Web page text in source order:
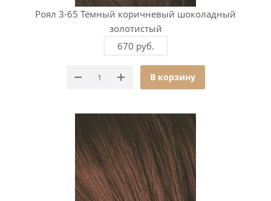
Роял 3-65 Тёмный коричневый шоколадный
золотистый
670 руб.
В корзину